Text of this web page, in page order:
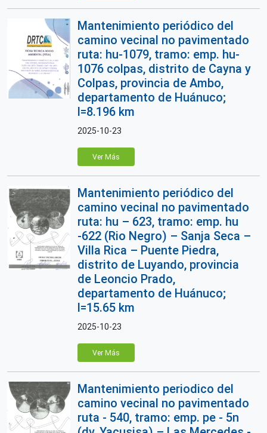
Mantenimiento periódico del
camino vecinal no pavimentado
ruta: hu-1079, tramo: emp. hu-
1076 colpas, distrito de Cayna y
Colpas, provincia de Ambo,
departamento de Huánuco;
l=8.196 km
2025-10-23
Ver Más
Mantenimiento periódico del
camino vecinal no pavimentado
ruta: hu – 623, tramo: emp. hu
-622 (Rio Negro) – Sanja Seca –
Villa Rica – Puente Piedra,
distrito de Luyando, provincia
de Leoncio Prado,
departamento de Huánuco;
l=15.65 km
2025-10-23
Ver Más
Mantenimiento periodico del
camino vecinal no pavimentado
ruta - 540, tramo: emp. pe - 5n